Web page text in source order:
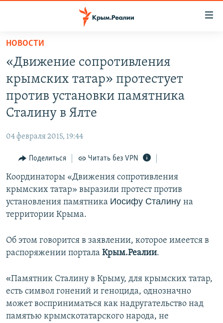
Вернуться
основному
содержанию
Вернутся
главной
Вернутся
поиску
СПЕЦПРОЕКТЫ
КАРТА ВОЕННЫХ ОБЪЕКТОВ КРЫМА
ВОДА
ИСТОРИЯ
ИНТЕРАКТИВ
ИНФОГРАФИКА
ТЕЛЕПРОЕКТ КРЫМ.РЕАЛИИ
СОВЕТЫ ПРАВОЗАЩИТНИКОВ
ПРОПАВШИЕ БЕЗ ВЕСТИ
КРЫМ.НЕПОКОРЕННЫЙ
УКРАИНСКАЯ ПРОБЛЕМА КРЫМА
РАДІО СВОБОДА
КАК ОБОЙТИ БЛОКИРОВКУ
Українською
Qırımtatar
Все сайты RFE/RL
НОВОСТИ
«Движение сопротивления
крымских татар» протестует
против установки памятника
Сталину в Ялте
04 февраля 2015, 19:44
Поделиться Читать без VPN
Координаторы «Движения сопротивления
крымских татар» выразили протест против
установления памятника Иосифу Сталину на
территории Крыма.
Об этом говорится в заявлении, которое имеется в
распоряжении портала Крым.Реалии.
«Памятник Сталину в Крыму, для крымских татар,
есть символ гонений и геноцида, однозначно
может восприниматься как надругательство над
памятью крымскотатарского народа, не